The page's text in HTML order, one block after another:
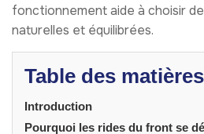
fonctionnement aide à choisir
naturelles et équilibrées.
Table des matières
Introduction
Pourquoi les rides du front se